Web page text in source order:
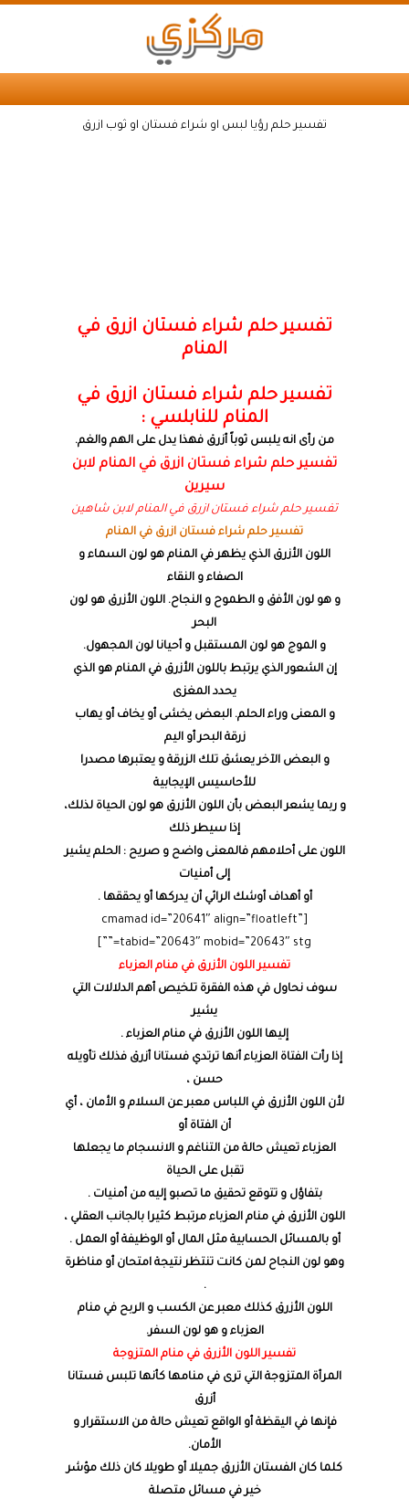
تفسير حلم رؤيا لبس او شراء فستان او ثوب ازرق
تفسير حلم شراء فستان ازرق في
المنام
تفسير حلم شراء فستان ازرق في
المنام للنابلسي :
من رأى انه يلبس ثوباً أزرق فهذا يدل على الهم والغم.
تفسير حلم شراء فستان ازرق في المنام لابن
سيرين
تفسير حلم شراء فستان ازرق في المنام لابن شاهين
تفسير حلم شراء فستان ازرق في المنام
اللون الأزرق الذي يظهر في المنام هو لون السماء و
الصفاء و النقاء
و هو لون الأفق و الطموح و النجاح. اللون الأزرق هو لون
البحر
و الموج هو لون المستقبل و أحيانا لون المجهول.
إن الشعور الذي يرتبط باللون الأزرق في المنام هو الذي
يحدد المغزى
و المعنى وراء الحلم. البعض يخشى أو يخاف أو يهاب
زرقة البحر أو اليم
و البعض الآخر يعشق تلك الزرقة و يعتبرها مصدرا
للأحاسيس الإيجابية
و ربما يشعر البعض بأن اللون الأزرق هو لون الحياة لذلك،
إذا سيطر ذلك
اللون على أحلامهم فالمعنى واضح و صريح : الحلم يشير
إلى أمنيات
أو أهداف أوشك الرائي أن يدركها أو يحققها .
[cmamad id=”20641″ align=”floatleft”
tabid=”20643″ mobid=”20643″ stg=””]
تفسير اللون الأزرق في منام العزباء
سوف نحاول في هذه الفقرة تلخيص أهم الدلالات التي
يشير
إليها اللون الأزرق في منام العزباء .
إذا رأت الفتاة العزباء أنها ترتدي فستانا أزرق فذلك تأويله
حسن ،
لأن اللون الأزرق في اللباس معبر عن السلام و الأمان ، أي
أن الفتاة أو
العزباء تعيش حالة من التناغم و الانسجام ما يجعلها
تقبل على الحياة
بتفاؤل و تتوقع تحقيق ما تصبو إليه من أمنيات .
اللون الأزرق في منام العزباء مرتبط كثيرا بالجانب العقلي ،
أو بالمسائل الحسابية مثل المال أو الوظيفة أو العمل .
وهو لون النجاح لمن كانت تنتظر نتيجة امتحان أو مناظرة
.
اللون الأزرق كذلك معبر عن الكسب و الربح في منام
العزباء و هو لون السفر.
تفسير اللون الأزرق في منام المتزوجة
المرأة المتزوجة التي ترى في منامها كأنها تلبس فستانا
أزرق
فإنها في اليقظة أو الواقع تعيش حالة من الاستقرار و
الأمان.
كلما كان الفستان الأزرق جميلا أو طويلا كان ذلك مؤشر
خير في مسائل متصلة